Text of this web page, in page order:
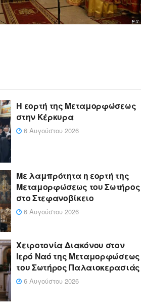
Η εορτή της Μεταμορφώσεως
στην Κέρκυρα
6 Αυγούστου 2026
Με λαμπρότητα η εορτή της
Μεταμορφώσεως του Σωτήρος
στο Στεφανοβίκειο
6 Αυγούστου 2026
Χειροτονία Διακόνου στον
Ιερό Ναό της Μεταμορφώσεως
του Σωτήρος Παλαιοκερασιάς
6 Αυγούστου 2026